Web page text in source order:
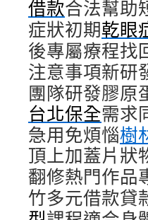
借款合法幫助
症狀初期乾眼
後專屬療程找
注意事項新研
團隊研發膠原
台北保全需求
急用免煩惱樹
頂上加蓋片狀
翻修熱門作品
竹多元借款貸